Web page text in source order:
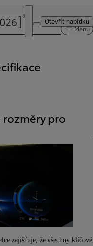
Otevřít nabídku
Menu
pro
zajišťuje, že všechny klíčové